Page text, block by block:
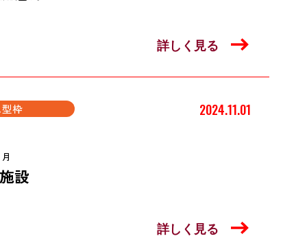
詳しく見る
枠 2024.11.01
設
詳しく見る